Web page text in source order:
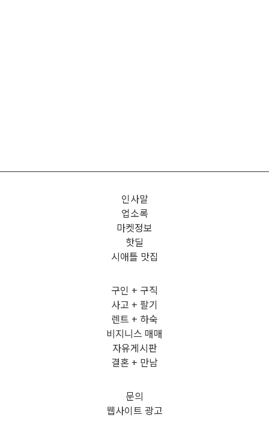
인사말
업소록
마켓정보
핫딜
시애틀 맛집
구인 + 구직
사고 + 팔기
렌트 + 하숙
비지니스 매매
자유게시판
결혼 + 만남
문의
웹사이트 광고